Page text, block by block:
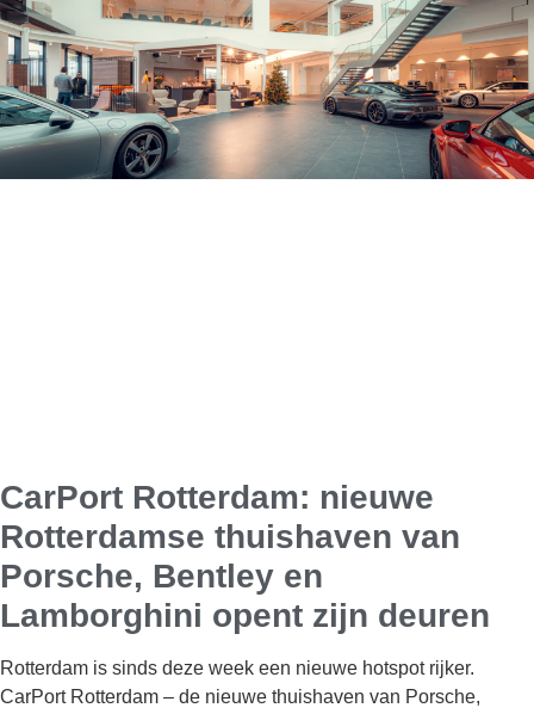
CarPort Rotterdam: nieuwe
Rotterdamse thuishaven van
Porsche, Bentley en
Lamborghini opent zijn deuren
Rotterdam is sinds deze week een nieuwe hotspot rijker.
CarPort Rotterdam – de nieuwe thuishaven van Porsche,